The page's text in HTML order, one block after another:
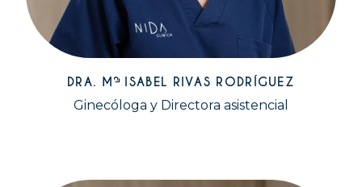
DRA. Mª ISABEL RIVAS RODRÍGUEZ
Ginecóloga y Directora asistencial